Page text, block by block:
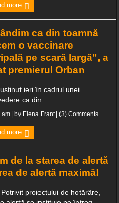
more
ca din toamnă
o vaccinare
pe scară largă”, a
premierul Orban
ieri în cadrul unei
ca din ...
am | by Elena Frant (3) Comments
more
de la starea de alertă
de alertă maximă!
proiectului de hotărâre,